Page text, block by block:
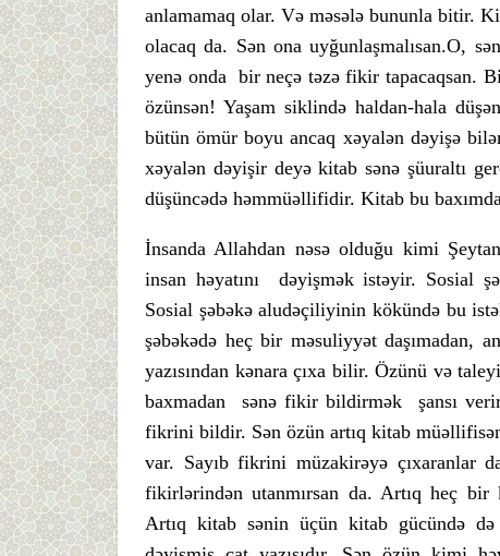
anlamamaq olar. Və məsələ bununla bitir.
olacaq da. Sən ona uyğunlaşmalısan.O,
yenə onda bir neçə təzə fikir tapacaqsan.
özünsən! Yaşam siklində haldan-hala
bütün ömür boyu ancaq xəyalən dəyişə
xəyalən dəyişir deyə kitab sənə şüuraltı
düşüncədə həmmüəllifidir. Kitab bu
İnsanda Allahdan nəsə olduğu kimi
insan həyatını dəyişmək istəyir. Sosial
Sosial şəbəkə aludəçiliyinin kökündə bu
şəbəkədə heç bir məsuliyyət
yazısından kənara çıxa bilir. Özünü və
baxmadan sənə fikir bildirmək şansı
fikrini bildir. Sən özün artıq kitab
var. Sayıb fikrini müzakirəyə çıxaranlar
fikirlərindən utanmırsan da. Artıq heç
Artıq kitab sənin üçün kitab gücündə